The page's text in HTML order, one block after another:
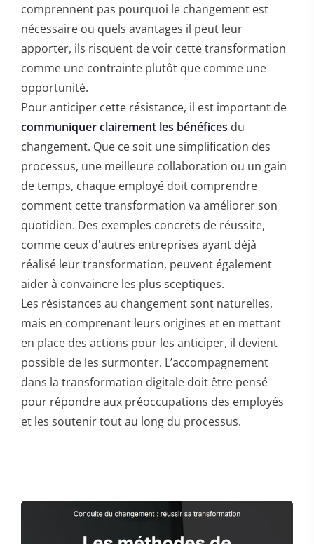
comprennent pas pourquoi le changement est
nécessaire ou quels avantages il peut leur
apporter, ils risquent de voir cette transformation
comme une contrainte plutôt que comme une
opportunité.
Pour anticiper cette résistance, il est important de
communiquer clairement les bénéfices du
changement. Que ce soit une simplification des
processus, une meilleure collaboration ou un gain
de temps, chaque employé doit comprendre
comment cette transformation va améliorer son
quotidien. Des exemples concrets de réussite,
comme ceux d'autres entreprises ayant déjà
réalisé leur transformation, peuvent également
aider à convaincre les plus sceptiques.
Les résistances au changement sont naturelles,
mais en comprenant leurs origines et en mettant
en place des actions pour les anticiper, il devient
possible de les surmonter. L’accompagnement
dans la transformation digitale doit être pensé
pour répondre aux préoccupations des employés
et les soutenir tout au long du processus.